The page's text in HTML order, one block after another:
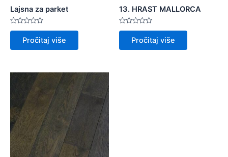
Lajsna za parket
Ocijenjeno
5
Pročitaj više
13. HRAST MALLORCA
Ocijenjeno
5
Pročitaj više